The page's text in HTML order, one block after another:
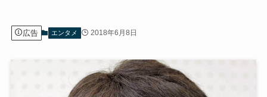
広告 エンタメ 2018年6月8日